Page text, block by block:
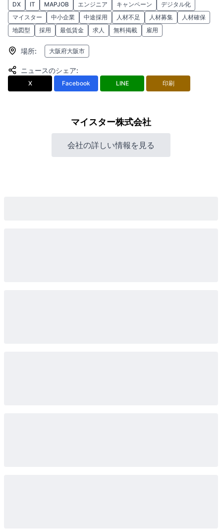
DX IT MAPJOB エンジニア キャンペーン
デジタル化
マイスター
中小企業 中途採用 人材不足 人材募集
人材確保
地図型
採用 最低賃金 求人 無料掲載 雇用
場所: 大阪府大阪市
ニュースのシェア:
X Facebook LINE 印刷
マイスター株式会社
会社の詳しい情報を見る